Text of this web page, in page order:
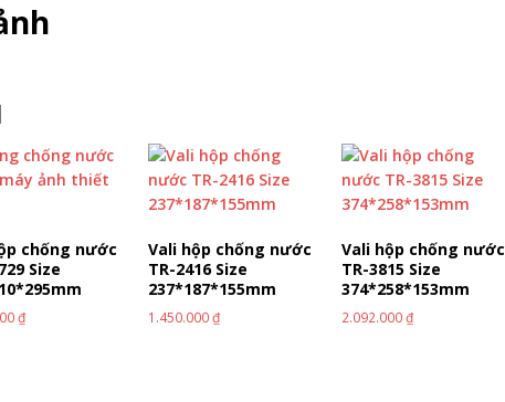
chống nước
Size
₫
Vali hộp chống nước
TR-2416 Size
237*187*155mm
1.450.000₫
Vali hộp chống nước
TR-3815 Size
374*258*153mm
2.092.000₫